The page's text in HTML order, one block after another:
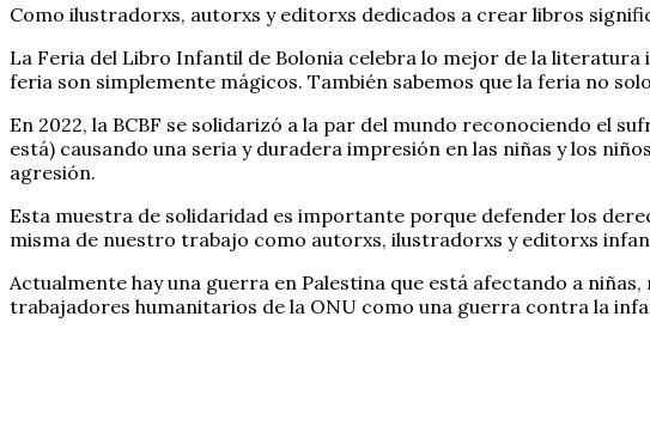
Como ilustradorxs, autorxs y editorxs dedicados a crear libros
La Feria del Libro Infantil de Bolonia celebra lo mejor de la
feria son simplemente mágicos. También sabemos que la feria no
En 2022, la BCBF se solidarizó a la par del mundo reconociendo el
está) causando una seria y duradera impresión en las niñas y los
agresión.
Esta muestra de solidaridad es importante porque defender los
misma de nuestro trabajo como autorxs, ilustradorxs y editorxs
Actualmente hay una guerra en Palestina que está afectando a
trabajadores humanitarios de la ONU como una guerra contra la